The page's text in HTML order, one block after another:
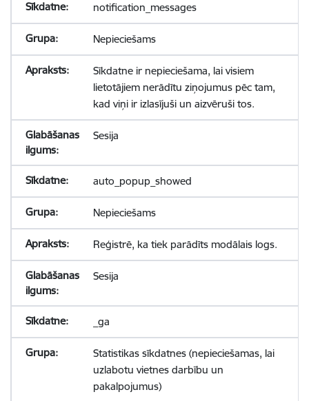
notification_messages
Nepieciešams
Sīkdatne ir nepieciešama, lai visiem
lietotājiem nerādītu ziņojumus pēc tam,
kad viņi ir izlasījuši un aizvēruši tos.
Sesija
auto_popup_showed
Nepieciešams
Reģistrē, ka tiek parādīts modālais logs.
Sesija
_ga
Statistikas sīkdatnes (nepieciešamas, lai
uzlabotu vietnes darbību un
pakalpojumus)